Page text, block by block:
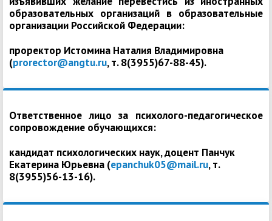
образовательных организаций в образовательные
организации Российской Федерации:
проректор Истомина Наталия Владимировна
(prorector@angtu.ru, т. 8(3955)67-88-45).
Ответственное лицо за психолого-педагогическое
сопровождение обучающихся:
кандидат психологических наук, доцент Панчук
Екатерина Юрьевна (epanchuk05@mail.ru, т.
8(3955)56-13-16).